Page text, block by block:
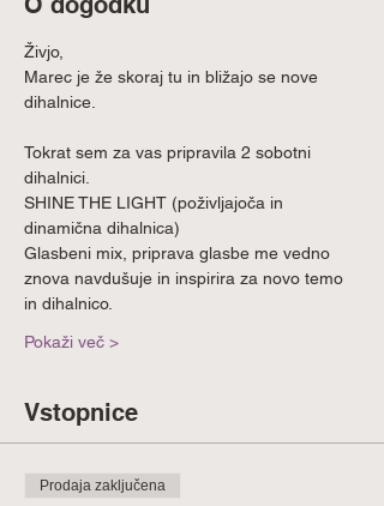
Živjo,
Marec je že skoraj tu in bližajo se nove
dihalnice.
Tokrat sem za vas pripravila 2 sobotni
dihalnici.
SHINE THE LIGHT (poživljajoča in
dinamična dihalnica)
Glasbeni mix, priprava glasbe me vedno
znova navdušuje in inspirira za novo temo
in dihalnico.
Pokaži več >
Vstopnice
Prodaja zaključena